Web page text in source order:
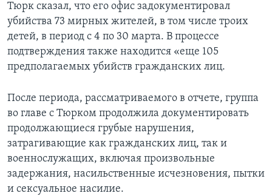
Тюрк сказал, что его офис задокументировал
убийства 73 мирных жителей, в том числе троих
детей, в период с 4 по 30 марта. В процессе
подтверждения также находится «еще 105
предполагаемых убийств гражданских лиц.
После периода, рассматриваемого в отчете, группа
во главе с Тюрком продолжила документировать
продолжающиеся грубые нарушения,
затрагивающие как гражданских лиц, так и
военнослужащих, включая произвольные
задержания, насильственные исчезновения, пытки
и сексуальное насилие.